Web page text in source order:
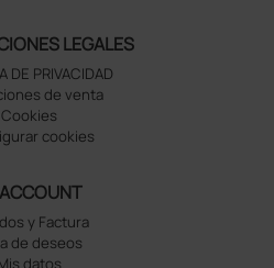
LEGALES
DE PRIVACIDAD
de venta
Cookies
cookies
y Factura
de deseos
datos